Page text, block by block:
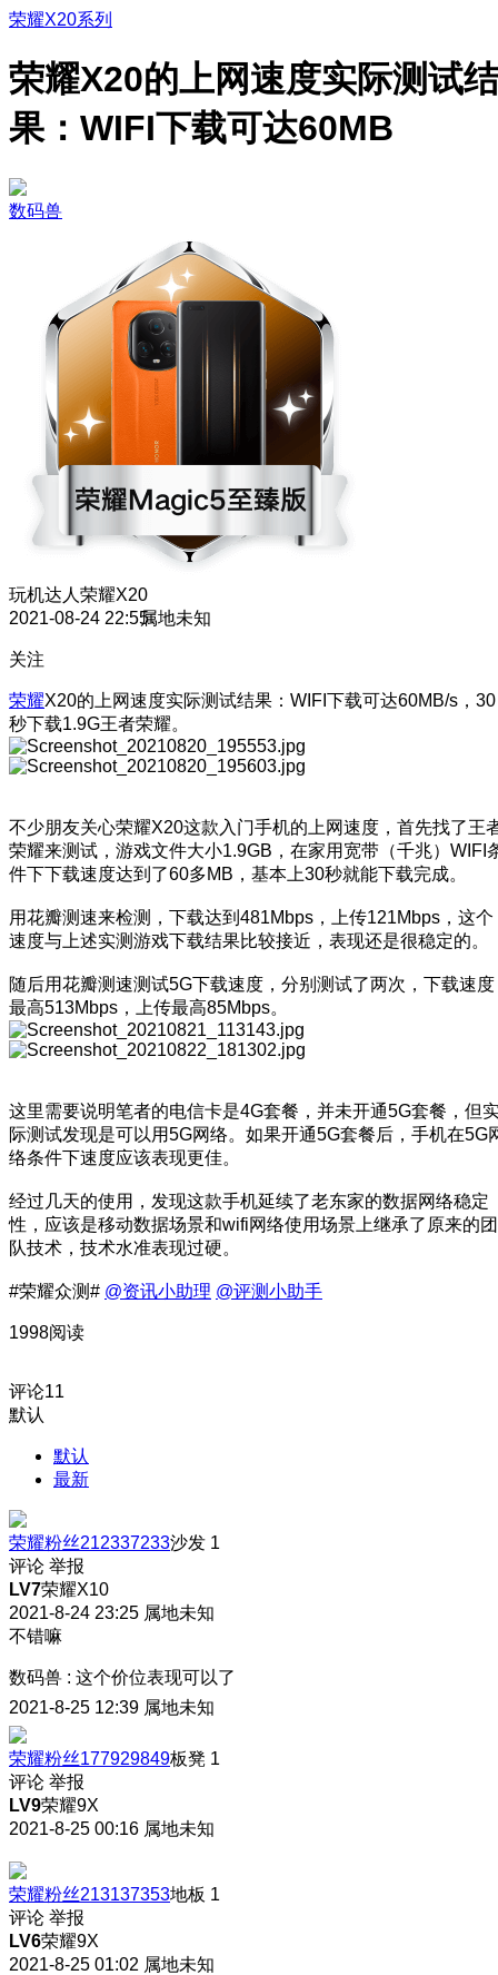
荣耀X20系列
荣耀X20的上网速度实际测试结
果：WIFI下载可达60MB
数码兽
玩机达人 荣耀X20
2021-08-24 22:55属地未知
关注
荣耀X20的上网速度实际测试结果：WIFI下载可达60MB/s，30
秒下载1.9G王者荣耀。
不少朋友关心荣耀X20这款入门手机的上网速度，首先找了王
荣耀来测试，游戏文件大小1.9GB，在家用宽带（千兆）WIFI
件下下载速度达到了60多MB，基本上30秒就能下载完成。
用花瓣测速来检测，下载达到481Mbps，上传121Mbps，这个
速度与上述实测游戏下载结果比较接近，表现还是很稳定的。
随后用花瓣测速测试5G下载速度，分别测试了两次，下载速度
最高513Mbps，上传最高85Mbps。
这里需要说明笔者的电信卡是4G套餐，并未开通5G套餐，但
际测试发现是可以用5G网络。如果开通5G套餐后，手机在5G
络条件下速度应该表现更佳。
经过几天的使用，发现这款手机延续了老东家的数据网络稳定
性，应该是移动数据场景和wifi网络使用场景上继承了原来的团
队技术，技术水准表现过硬。
#荣耀众测# @资讯小助理 @评测小助手
1998阅读
评论11
默认
默认
最新
荣耀粉丝212337233沙发 1
评论 举报
LV7荣耀X10
2021-8-24 23:25 属地未知
不错嘛
数码兽 : 这个价位表现可以了
2021-8-25 12:39 属地未知
荣耀粉丝177929849板凳 1
评论 举报
LV9荣耀9X
2021-8-25 00:16 属地未知
荣耀粉丝213137353地板 1
评论 举报
LV6荣耀9X
2021-8-25 01:02 属地未知